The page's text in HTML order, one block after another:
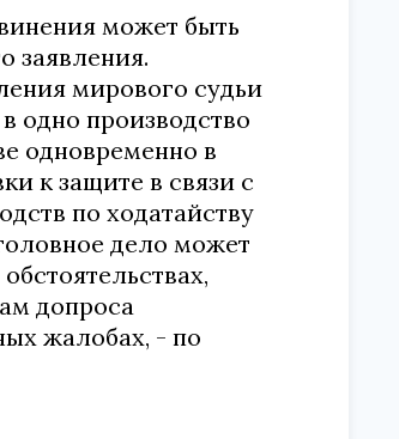
может быть
заявления.
мирового судьи
одно производство
одновременно в
к защите в связи с
по ходатайству
дело может
допроса
жалобах, - по